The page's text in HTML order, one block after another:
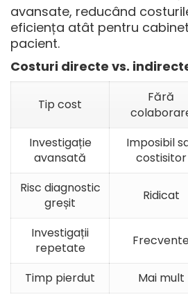
avansate, reducând
eficiența atât pentru
pacient.
Costuri directe vs.
Tip cost
Fără
Investigație
avansată
Imposibil
costisitor
Risc diagnostic
greșit
Ridicat
Investigații
repetate
Timp pierdut Mai mult